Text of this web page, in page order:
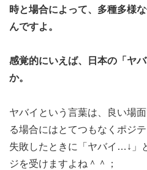
時と場合によって、多種多様
んですよ。
感覚的にいえば、日本の「ヤ
か。
ヤバイという言葉は、良い場
る場合にはとてつもなくポジ
失敗したときに「ヤバイ…↓」
ジを受けますよね＾＾；